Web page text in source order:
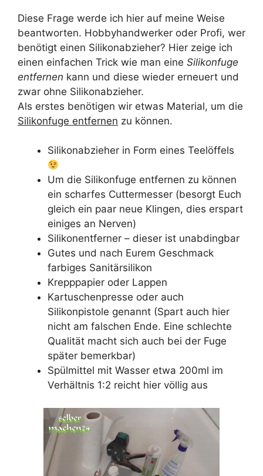
Diese Frage werde ich hier auf meine Weise
beantworten. Hobbyhandwerker oder Profi, wer
benötigt einen Silikonabzieher? Hier zeige ich
einen einfachen Trick wie man eine Silikonfuge
entfernen kann und diese wieder erneuert und
zwar ohne Silikonabzieher.
Als erstes benötigen wir etwas Material, um die
Silikonfuge entfernen zu können.
Silikonabzieher in Form eines Teelöffels
Um die Silikonfuge entfernen zu können
ein scharfes Cuttermesser (besorgt Euch
gleich ein paar neue Klingen, dies erspart
einiges an Nerven)
Silikonentferner – dieser ist unabdingbar
Gutes und nach Eurem Geschmack
farbiges Sanitärsilikon
Krepppapier oder Lappen
Kartuschenpresse oder auch
Silikonpistole genannt (Spart auch hier
nicht am falschen Ende. Eine schlechte
Qualität macht sich auch bei der Fuge
später bemerkbar)
Spülmittel mit Wasser etwa 200ml im
Verhältnis 1:2 reicht hier völlig aus